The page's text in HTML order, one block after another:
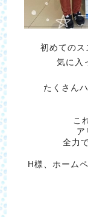
初めてのス
気に入
たくさん
こ
ア
全力
H様、ホーム